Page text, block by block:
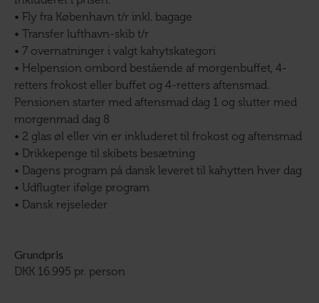
• Fly fra København t/r inkl. bagage
• Transfer lufthavn-skib t/r
• 7 overnatninger i valgt kahytskategori
• Helpension ombord bestående af morgenbuffet, 4-
retters frokost eller buffet og 4-retters aftensmad.
Pensionen starter med aftensmad dag 1 og slutter med
morgenmad dag 8
• 2 glas øl eller vin er inkluderet til frokost og aftensmad
• Drikkepenge til skibets besætning
• Dagens program på dansk leveret til kahytten hver dag
• Udflugter ifølge program
• Dansk rejseleder
Grundpris
DKK 16.995 pr. person